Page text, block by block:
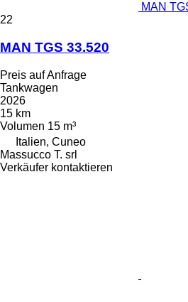
MAN
22
MAN TGS 33.520
Preis auf Anfrage
Tankwagen
2026
15 km
Volumen 15 m³
Italien, Cuneo
Massucco T. srl
Verkäufer kontaktieren